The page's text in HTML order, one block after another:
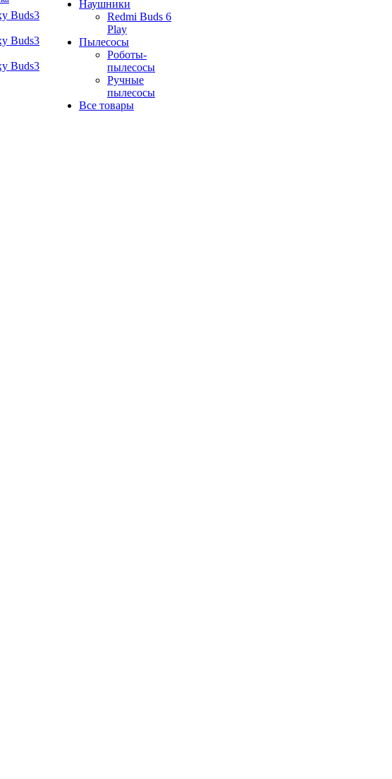
Buds3
Buds3
Buds3
Наушники
Redmi Buds 6
Play
Пылесосы
Роботы-
пылесосы
Ручные
пылесосы
Все товары